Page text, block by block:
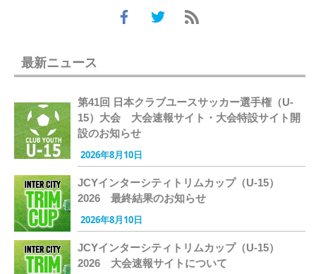
最新ニュース
第41回 日本クラブユースサッカー選手権（U-
15）大会 大会速報サイト・大会特設サイト開
設のお知らせ
2026年8月10日
JCYインターシティトリムカップ（U-15）
2026 最終結果のお知らせ
2026年8月10日
JCYインターシティトリムカップ（U-15）
2026 大会速報サイトについて